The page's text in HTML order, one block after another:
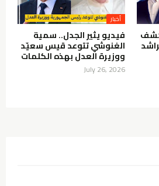
أخبار
فيديو يثير الجدل.. سمية
الغنوشي تتوعد قيس سعيّد
ووزيرة العدل بهذه الكلمات
July 26, 2026